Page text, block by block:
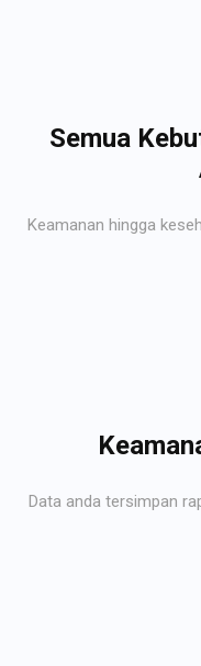
Semua
Keamanan hingga
Data anda tersimpan